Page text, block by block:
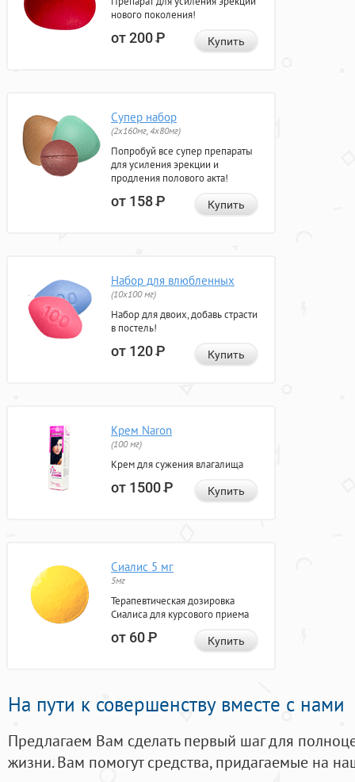
нового поколения!
от 200Р Купить
Супер набор
(2х160мг, 4х80мг)
Попробуй все супер препараты
для усиления эрекции и
продления полового акта!
от 158Р Купить
Набор для влюбленных
(10х100 мг)
Набор для двоих, добавь страсти
в постель!
от 120Р Купить
Крем Naron
(100 мг)
Крем для сужения влагалища
от 1500Р Купить
Сиалис 5 мг
5мг
Терапевтическая дозировка
Сиалиса для курсового приема
от 60Р Купить
На пути к совершенству вместе с нами
Предлагаем Вам сделать первый шаг для
жизни. Вам помогут средства, придагаемые на